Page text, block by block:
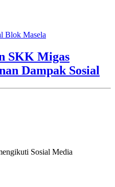
Blok Masela
SKK Migas
Dampak Sosial
Sosial Media